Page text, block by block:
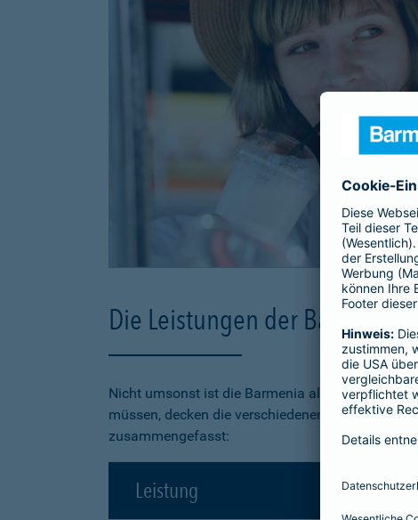
Die Leistungen der Barmenia
Nicht umsonst ist die Barmenia als "exzellente"
müssen, decken die verschiedenen Produkte
zusammengefasst:
Leistung